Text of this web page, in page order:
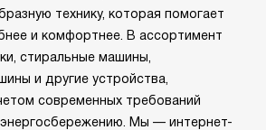
технику, которая помогает
и комфортнее. В ассортимент
стиральные машины,
и другие устройства,
современных требований
Мы — интернет-